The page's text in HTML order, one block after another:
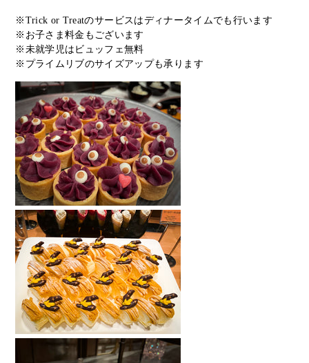
※Trick or Treatのサービスはディナータイムでも行います
※お子さま料金もございます
※未就学児はビュッフェ無料
※プライムリブのサイズアップも承ります